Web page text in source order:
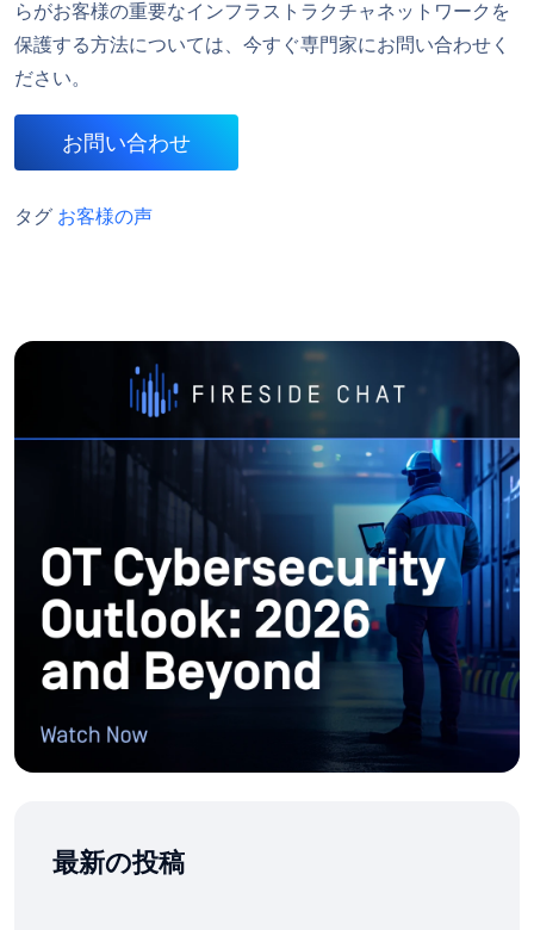
らがお客様の重要なインフラストラクチャネットワークを
保護する方法については、今すぐ専門家にお問い合わせく
ださい。
お問い合わせ
タグ お客様の声
最新の投稿